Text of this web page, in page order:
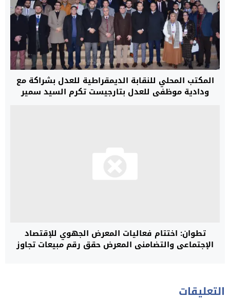
المكتب المحلي للنقابة الديمقراطية للعدل بشراكة مع
ودادية موظفي للعدل بتارجيست تكرم السيد سمير
تطوان: اختتام فعاليات المعرض الجهوي للإقتصاد
الإجتماعي والتضامني المعرض حقق رقم مبيعات تجاوز
التعليقات